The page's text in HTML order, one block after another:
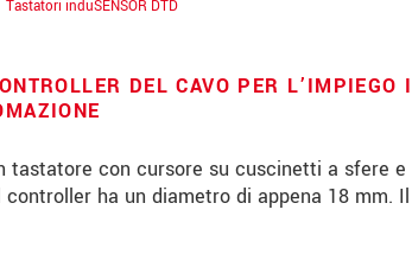
Tastatori induSENSOR DTD
DEL CAVO PER L’IMPIEGO
con cursore su cuscinetti a sfere e
ha un diametro di appena 18 mm.